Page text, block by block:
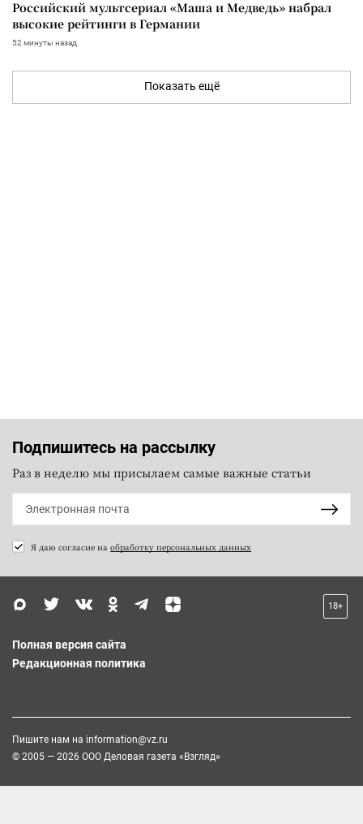
Российский мультсериал «Маша и Медведь» набрал
высокие рейтинги в Германии
52 минуты назад
Показать ещё
Подпишитесь на рассылку
Раз в неделю мы присылаем самые важные статьи
Я даю согласие на обработку персональных данных
18+
Полная версия сайта
Редакционная политика
Пишите нам на information@vz.ru
© 2005 — 2026 ООО Деловая газета «Взгляд»